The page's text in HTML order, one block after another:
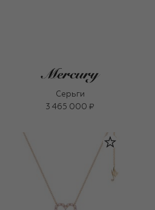
Серьги
3 465 000 ₽